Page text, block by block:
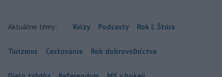
Aktuálne témy: Kvízy Podcasty Rok Ľ.Štúra
Turizmus Cestovanie Rok dobrovoľníctva